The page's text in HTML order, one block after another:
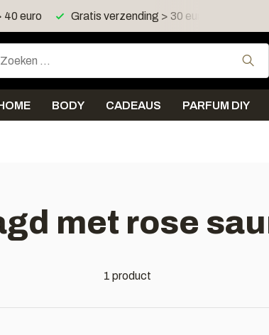
40 euro Gratis verzending > 30 euro in NL en BE
BODY CADEAUS PARFUM DIY
met rose
1 product